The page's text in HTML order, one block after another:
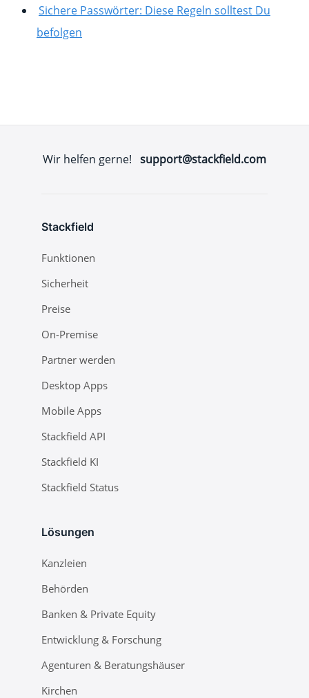
Sichere Passwörter: Diese Regeln solltest Du
befolgen
Wir helfen gerne! support@stackfield.com
Stackfield
Funktionen
Sicherheit
Preise
On-Premise
Partner werden
Desktop Apps
Mobile Apps
Stackfield API
Stackfield KI
Stackfield Status
Lösungen
Kanzleien
Behörden
Banken & Private Equity
Entwicklung & Forschung
Agenturen & Beratungshäuser
Kirchen